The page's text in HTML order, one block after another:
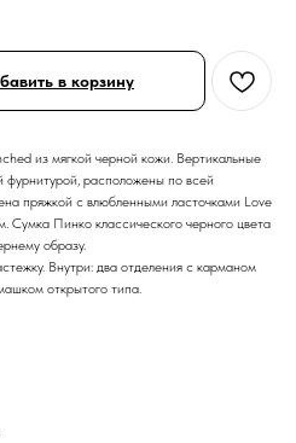
в корзину
из мягкой черной кожи. Вертикальные
фурнитурой, расположены по всей
пряжкой с влюбленными ласточками Love
Сумка Пинко классического черного цвета
образу.
Внутри: два отделения с карманом
открытого типа.